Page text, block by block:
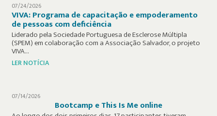
07/24/2026
VIVA: Programa de capacitação e empoderamento
de pessoas com deficiência
Liderado pela Sociedade Portuguesa de Esclerose Múltipla
(SPEM) em colaboração com a Associação Salvador, o projeto
VIVA…
LER NOTÍCIA
07/14/2026
Bootcamp e This Is Me online